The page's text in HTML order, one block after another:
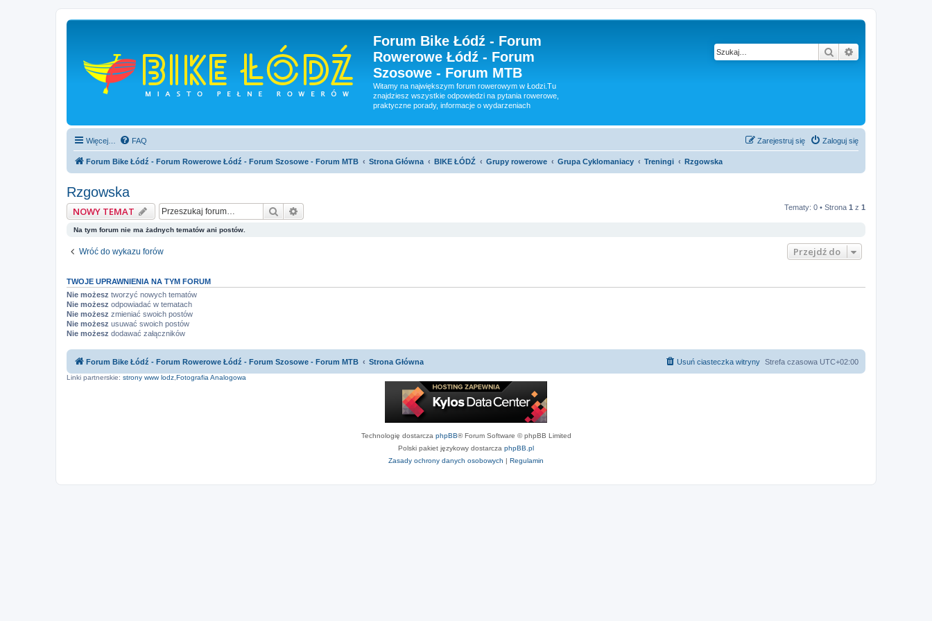
Forum Bike Łódź - Forum
Rowerowe Łódź - Forum
Szosowe - Forum MTB
Witamy na największym forum rowerowym w Łodzi.Tu
znajdziesz wszystkie odpowiedzi na pytania rowerowe,
praktyczne porady, informacje o wydarzeniach
Szukaj
Więcej… FAQ Zaloguj się
Zarejestruj się
Forum Bike Łódź - Forum Rowerowe Łódź - Forum Szosowe - Forum MTB Strona Główna BIKE ŁÓDŹ Grupy rowerowe Grupa Cyklomaniacy Treningi Rzgowska
Rzgowska
NOWY TEMAT Szukaj Tematy: 0 • Strona 1 z 1
Na tym forum nie ma żadnych tematów ani postów.
Wróć do wykazu forów Przejdź do
TWOJE UPRAWNIENIA NA TYM FORUM
Nie możesz tworzyć nowych tematów
Nie możesz odpowiadać w tematach
Nie możesz zmieniać swoich postów
Nie możesz usuwać swoich postów
Nie możesz dodawać załączników
Forum Bike Łódź - Forum Rowerowe Łódź - Forum Szosowe - Forum MTB Strona Główna Strefa czasowa UTC+02:00
Usuń ciasteczka witryny
Linki partnerskie: strony www lodz Fotografia Analogowa
Technologię dostarcza phpBB® Forum Software © phpBB Limited
Polski pakiet językowy dostarcza phpBB.pl
Zasady ochrony danych osobowych | Regulamin